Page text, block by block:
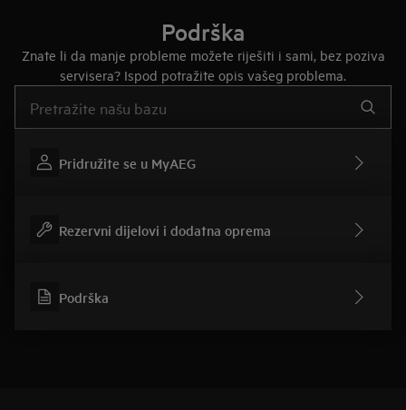
Podrška
Znate li da manje probleme možete riješiti i sami, bez poziva
servisera? Ispod potražite opis vašeg problema.
Pridružite se u MyAEG
Rezervni dijelovi i dodatna oprema
Podrška